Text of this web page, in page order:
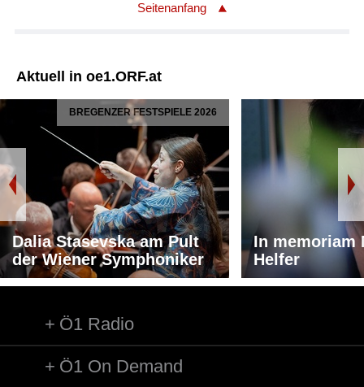
Seitenanfang
Aktuell in oe1.ORF.at
BREGENZER FESTSPIELE 2026
Dalia Stasevska am Pult
der Wiener Symphoniker
In memoriam
Helfer
Ö1 Radio
Ö1 On Demand